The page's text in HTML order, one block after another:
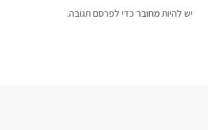
יש להיותמחובר כדי לפרסם תגובה.